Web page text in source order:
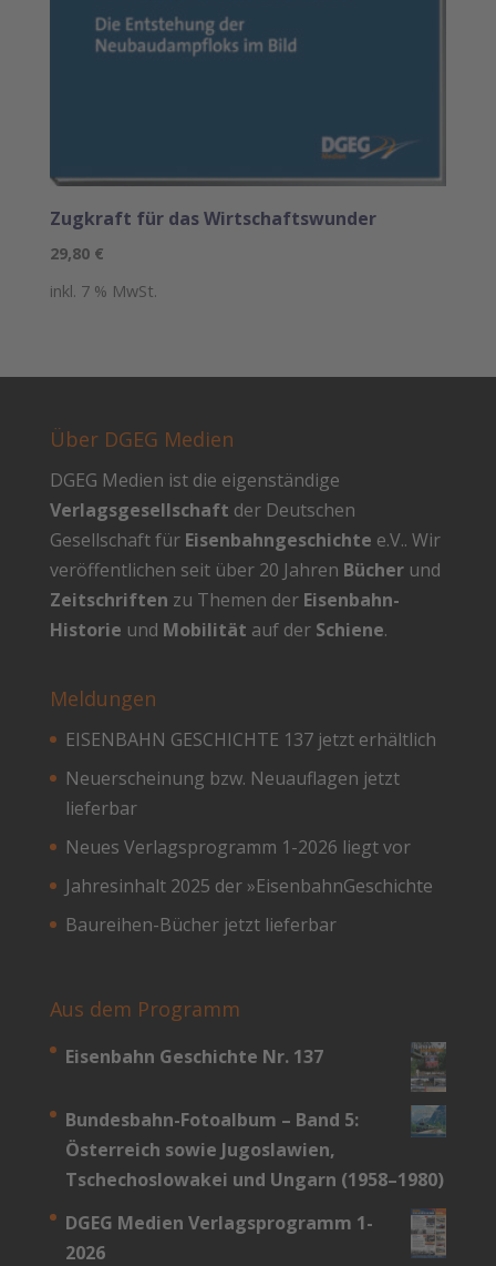
Zugkraft für das Wirtschaftswunder
29,80 €
inkl. 7 % MwSt.
Über DGEG Medien
DGEG Medien ist die eigenständige
Verlagsgesellschaft der Deutschen
Gesellschaft für Eisenbahngeschichte e.V.. Wir
veröffentlichen seit über 20 Jahren Bücherund
Zeitschriften zu Themen der Eisenbahn-
Historie und Mobilität auf der Schiene.
Meldungen
EISENBAHN GESCHICHTE 137 jetzt erhältlich
Neuerscheinung bzw. Neuauflagen jetzt
lieferbar
Neues Verlagsprogramm 1-2026 liegt vor
Jahresinhalt 2025 der »EisenbahnGeschichte
Baureihen-Bücher jetzt lieferbar
Aus dem Programm
Eisenbahn Geschichte Nr. 137
Bundesbahn-­Fotoalbum – Band 5:
Österreich sowie Jugoslawien,
Tschechoslowakei und Ungarn (1958–1980)
DGEG Medien Verlagsprogramm 1-
2026